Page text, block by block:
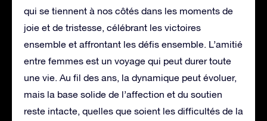
qui se tiennent à nos côtés dans les moments de
joie et de tristesse, célébrant les victoires
ensemble et affrontant les défis ensemble. L’amitié
entre femmes est un voyage qui peut durer toute
une vie. Au fil des ans, la dynamique peut évoluer,
mais la base solide de l’affection et du soutien
reste intacte, quelles que soient les difficultés de la